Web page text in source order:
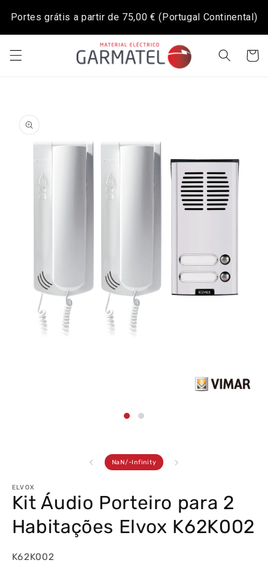
Portes grátis a partir de 75,00 € (Portugal Continental)
para o
conteúdo
informação
do produto
NaN/ de
-Infinity
ELVOX
Kit Áudio Porteiro para 2
Habitações Elvox K62K002
K62K002